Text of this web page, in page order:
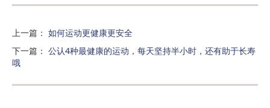
上一篇 ： 如何运动更健康更安全
下一篇 ： 公认4种最健康的运动，每天坚持半小时，还有助于长寿
哦